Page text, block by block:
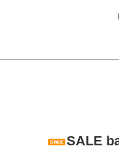
SALE